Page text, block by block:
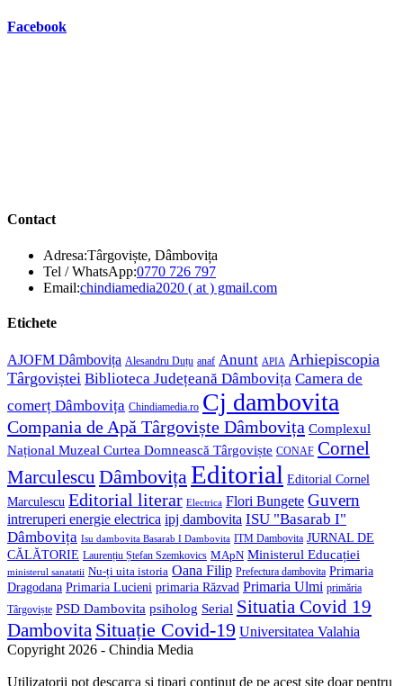
Facebook
Contact
Adresa:Târgoviște, Dâmbovița
Tel / WhatsApp:0770 726 797Opens
in
Email:chindiamedia2020 ( at ) gmail.comOpens
Etichete
AJOFM Dâmbovița Alesandru Duțu anaf Anunt APIA Arhiepiscopia
Târgoviștei Biblioteca Județeană Dâmbovița Camera de
comerț Dâmbovița Chindiamedia.ro Cj dambovita
Compania de Apă Târgoviște Dâmbovița Complexul
Național Muzeal Curtea Domnească Târgoviște CONAF Cornel
Marculescu DâmbovițaEditorial Editorial Cornel
Marculescu Editorial literar Electrica Flori Bungete Guvern
intreruperi energie electrica ipj dambovita ISU "Basarab I"
Dâmbovița Isu dambovita Basarab I Dambovita ITM Dambovita JURNAL DE
CĂLĂTORIE Laurențiu Ștefan Szemkovics MApN Ministerul Educației
ministerul sanatatii Nu-ți uita istoria Oana Filip Prefectura dambovita Primaria
Dragodana Primaria Lucieni primaria Răzvad Primaria Ulmi primăria
Târgoviște PSD Dambovita psiholog Serial Situatia Covid 19
Dambovita Situație Covid-19 Universitatea Valahia
Copyright 2026 - Chindia Media
Utilizatorii pot descarca si tipari continut de pe acest site doar pentru